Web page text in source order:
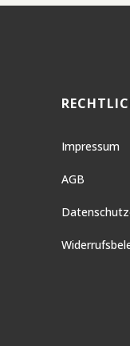
Impressum
AGB